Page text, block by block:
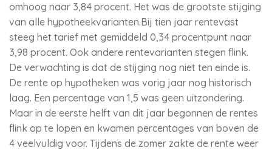
omhoog naar 3,84 procent. Het was de grootste stijging
van alle hypotheekvarianten.Bij tien jaar rentevast
steeg het tarief met gemiddeld 0,34 procentpunt naar
3,98 procent. Ook andere rentevarianten stegen flink.
De verwachting is dat de stijging nog niet ten einde is.
De rente op hypotheken was vorig jaar nog historisch
laag. Een percentage van 1,5 was geen uitzondering.
Maar in de eerste helft van dit jaar begonnen de rentes
flink op te lopen en kwamen percentages van boven de
4 veelvuldig voor. Tijdens de zomer zakte de rente weer